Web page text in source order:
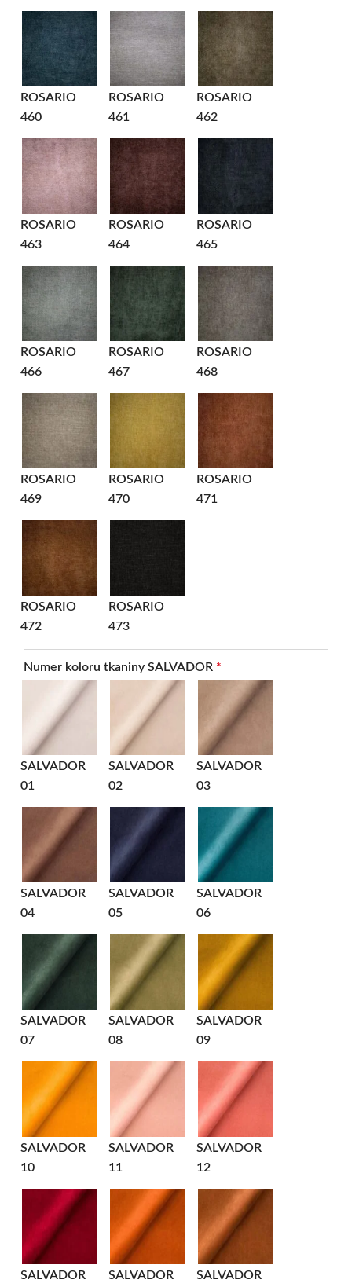
ROSARIO
460
ROSARIO
461
ROSARIO
462
ROSARIO
463
ROSARIO
464
ROSARIO
465
ROSARIO
466
ROSARIO
467
ROSARIO
468
ROSARIO
469
ROSARIO
470
ROSARIO
471
ROSARIO
472
ROSARIO
473
Numer koloru tkaniny SALVADOR *
SALVADOR
01
SALVADOR
02
SALVADOR
03
SALVADOR
04
SALVADOR
05
SALVADOR
06
SALVADOR
07
SALVADOR
08
SALVADOR
09
SALVADOR
10
SALVADOR
11
SALVADOR
12
SALVADOR
SALVADOR
SALVADOR